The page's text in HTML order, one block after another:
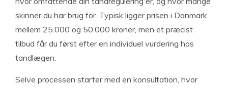
skinner du har brug for. Typisk ligger prisen i Danmark
mellem 25.000 og 50.000 kroner, men et præcist
tilbud får du først efter en individuel vurdering hos
tandlægen.
Selve processen starter med en konsultation, hvor